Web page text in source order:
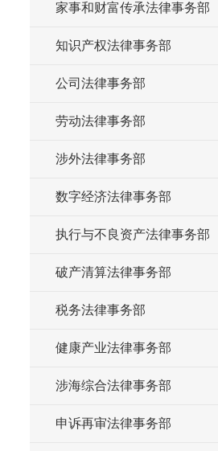
家事和财富传承法律事务部
知识产权法律事务部
公司法律事务部
劳动法律事务部
涉外法律事务部
数字经济法律事务部
执行与不良资产法律事务部
破产清算法律事务部
税务法律事务部
健康产业法律事务部
涉海综合法律事务部
申诉再审法律事务部